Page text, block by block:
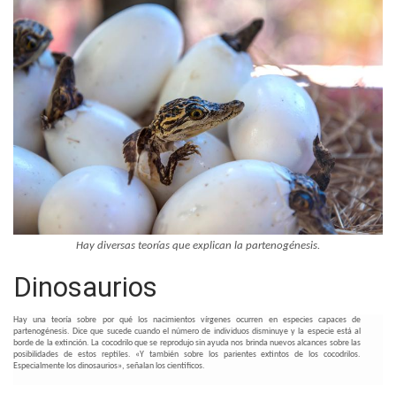
Hay diversas teorías que explican la partenogénesis.
Dinosaurios
Hay una teoría sobre por qué los nacimientos vírgenes ocurren en especies capaces de
partenogénesis. Dice que sucede cuando el número de individuos disminuye y la especie está al
borde de la extinción. La cocodrilo que se reprodujo sin ayuda nos brinda nuevos alcances sobre las
posibilidades de estos reptiles. «Y también sobre los parientes extintos de los cocodrilos.
Especialmente los dinosaurios», señalan los científicos.